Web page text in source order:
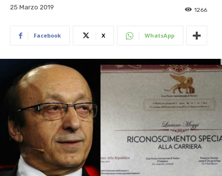
25 Marzo 2019 1266
Facebook X WhatsApp